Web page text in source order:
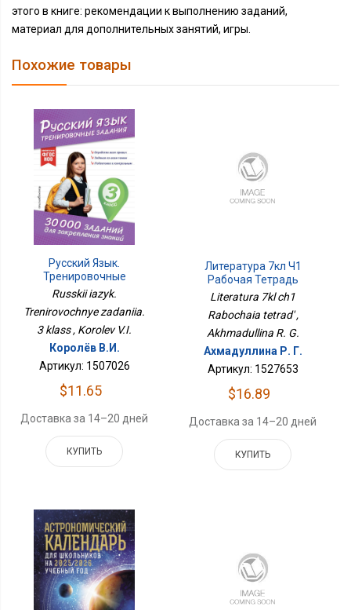
этого в книге: рекомендации к выполнению заданий,
материал для дополнительных занятий, игры.
Похожие товары
Русский Язык.
Тренировочные
Задания. 3 Класс
Russkii iazyk.
Trenirovochnye zadaniia.
3 klass , Korolev V.I.
Королёв В.И.
Артикул: 1507026
$11.65
Доставка за 14–20 дней
КУПИТЬ
Литература 7кл Ч1
Рабочая Тетрадь
Literatura 7kl ch1
Rabochaia tetrad' ,
Akhmadullina R. G.
Ахмадуллина Р. Г.
Артикул: 1527653
$16.89
Доставка за 14–20 дней
КУПИТЬ